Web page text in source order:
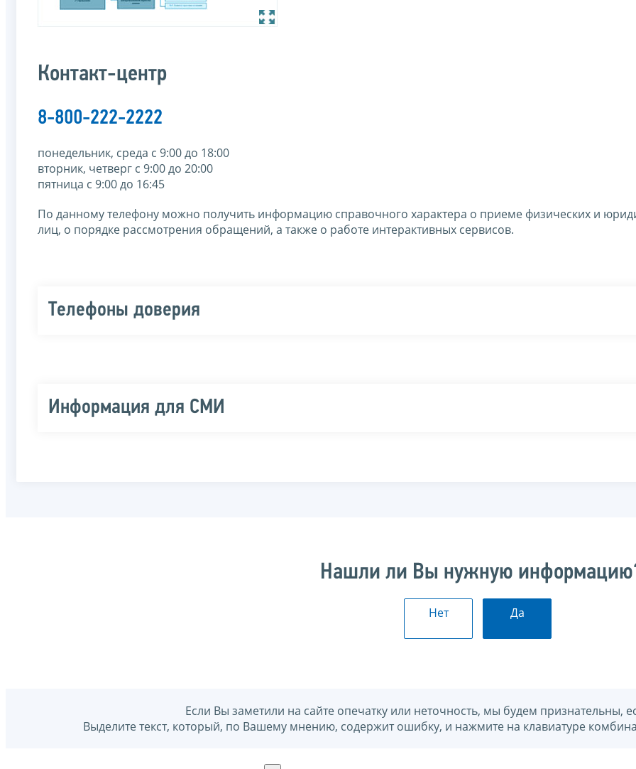
Контакт-центр
8-800-222-2222
понедельник, среда с 9:00 до 18:00
вторник, четверг с 9:00 до 20:00
пятница с 9:00 до 16:45
По данному телефону можно получить информацию справочного характера о приеме физических и
лиц, о порядке рассмотрения обращений, а также о работе интерактивных сервисов.
Телефоны доверия
Информация для СМИ
Нашли ли Вы нужную
Нет Да
Если Вы заметили на сайте опечатку или неточность, мы будем признательны,
Выделите текст, который, по Вашему мнению, содержит ошибку, и нажмите на клавиатуре